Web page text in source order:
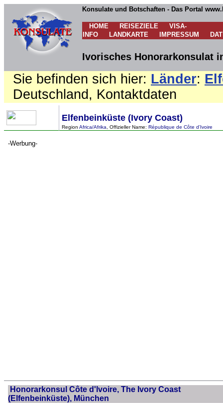
Konsulate und Botschaften - Das Portal
HOME REISEZIELE
VISA-
INFO
LANDKARTE IMPRESSUM
Ivorisches Honorarkonsulat
Sie befinden sich hier: Länder:
Deutschland, Kontaktdaten
Elfenbeinküste (Ivory Coast)
Region Africa/Afrika , Offizieller Name: République de Côte d'Ivoire
-Werbung-
Honorarkonsul Côte d'lvoire, The Ivory Coast
(Elfenbeinküste), München